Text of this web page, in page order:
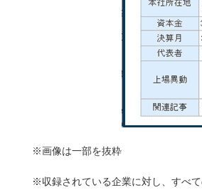
※画像は一部を抜粋
※収録されている企業に対し、すべ